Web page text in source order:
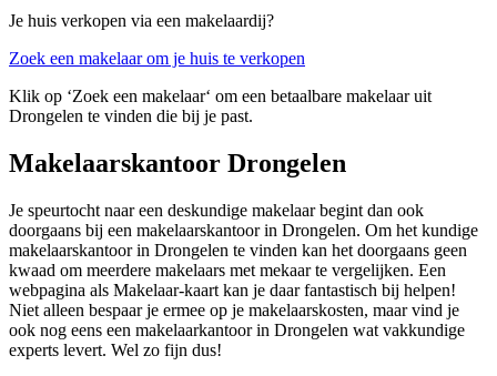
Je huis verkopen via een makelaardij?
Zoek een makelaar om je huis te verkopen
Klik op ‘Zoek een makelaar‘ om een betaalbare makelaar uit
Drongelen te vinden die bij je past.
Makelaarskantoor Drongelen
Je speurtocht naar een deskundige makelaar begint dan ook
doorgaans bij een makelaarskantoor in Drongelen. Om het kundige
makelaarskantoor in Drongelen te vinden kan het doorgaans geen
kwaad om meerdere makelaars met mekaar te vergelijken. Een
webpagina als Makelaar-kaart kan je daar fantastisch bij helpen!
Niet alleen bespaar je ermee op je makelaarskosten, maar vind je
ook nog eens een makelaarkantoor in Drongelen wat vakkundige
experts levert. Wel zo fijn dus!